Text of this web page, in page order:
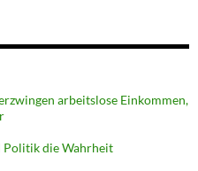
arbeitslose Einkommen,
Politik die Wahrheit